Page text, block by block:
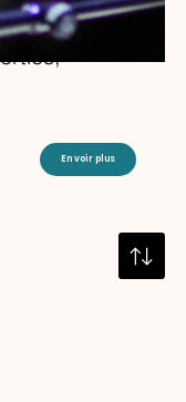
En voir plus
ici !